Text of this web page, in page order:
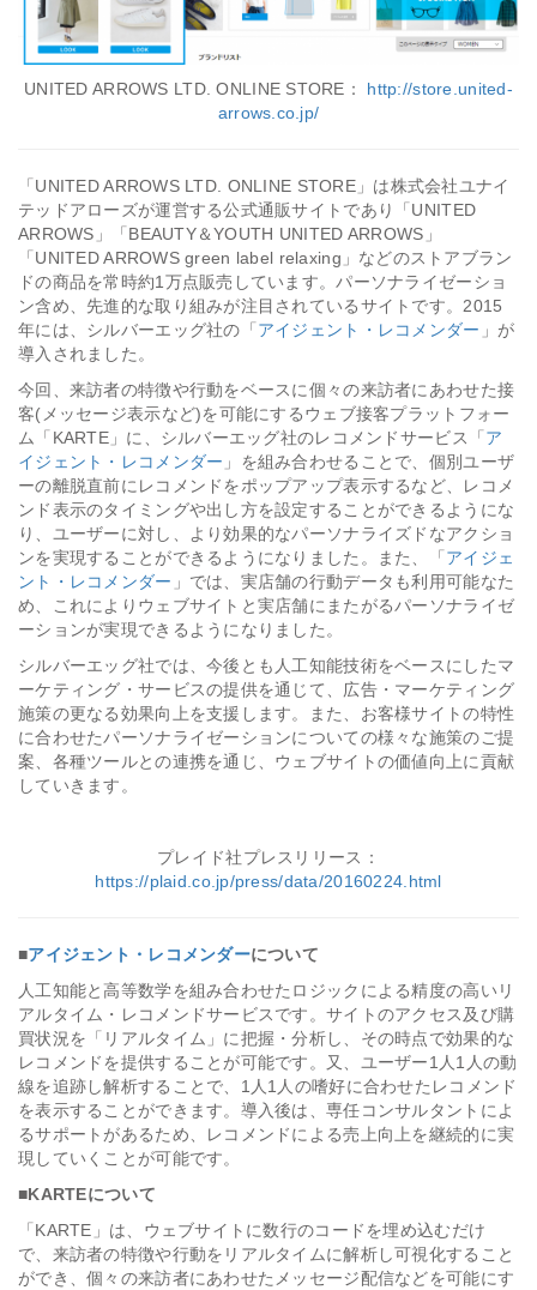
UNITED ARROWS LTD. ONLINE STORE： http://store.united-
arrows.co.jp/
「UNITED ARROWS LTD. ONLINE STORE」は株式会社ユナイ
テッドアローズが運営する公式通販サイトであり「UNITED
ARROWS」「BEAUTY＆YOUTH UNITED ARROWS」
「UNITED ARROWS green label relaxing」などのストアブラン
ドの商品を常時約1万点販売しています。パーソナライゼーショ
ン含め、先進的な取り組みが注目されているサイトです。2015
年には、シルバーエッグ社の「 アイジェント・レコメンダー 」が
導入されました。
今回、来訪者の特徴や行動をベースに個々の来訪者にあわせた接
客(メッセージ表示など)を可能にするウェブ接客プラットフォー
ム「KARTE」に、シルバーエッグ社のレコメンドサービス「 ア
イジェント・レコメンダー 」を組み合わせることで、個別ユーザ
ーの離脱直前にレコメンドをポップアップ表示するなど、レコメ
ンド表示のタイミングや出し方を設定することができるようにな
り、ユーザーに対し、より効果的なパーソナライズドなアクショ
ンを実現することができるようになりました。また、「 アイジェ
ント・レコメンダー 」では、実店舗の行動データも利用可能なた
め、これによりウェブサイトと実店舗にまたがるパーソナライゼ
ーションが実現できるようになりました。
シルバーエッグ社では、今後とも人工知能技術をベースにしたマ
ーケティング・サービスの提供を通じて、広告・マーケティング
施策の更なる効果向上を支援します。また、お客様サイトの特性
に合わせたパーソナライゼーションについての様々な施策のご提
案、各種ツールとの連携を通じ、ウェブサイトの価値向上に貢献
していきます。
プレイド社プレスリリース：
https://plaid.co.jp/press/data/20160224.html
■アイジェント・レコメンダーについて
人工知能と高等数学を組み合わせたロジックによる精度の高いリ
アルタイム・レコメンドサービスです。サイトのアクセス及び購
買状況を「リアルタイム」に把握・分析し、その時点で効果的な
レコメンドを提供することが可能です。又、ユーザー1人1人の動
線を追跡し解析することで、1人1人の嗜好に合わせたレコメンド
を表示することができます。導入後は、専任コンサルタントによ
るサポートがあるため、レコメンドによる売上向上を継続的に実
現していくことが可能です。
■KARTEについて
「KARTE」は、ウェブサイトに数行のコードを埋め込むだけ
で、来訪者の特徴や行動をリアルタイムに解析し可視化すること
ができ、個々の来訪者にあわせたメッセージ配信などを可能にす